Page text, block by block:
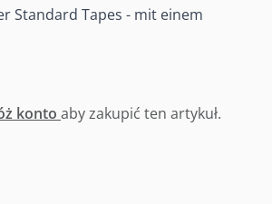
Standard Tapes - mit einem
konto aby zakupić ten artykuł.